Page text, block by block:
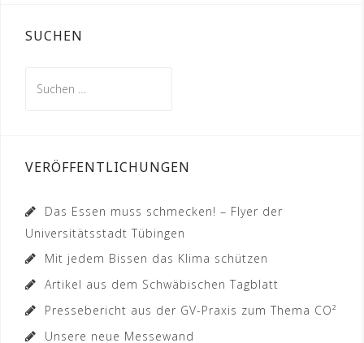
SUCHEN
nach:
VERÖFFENTLICHUNGEN
Das Essen muss schmecken! – Flyer der
Universitätsstadt Tübingen
Mit jedem Bissen das Klima schützen
Artikel aus dem Schwäbischen Tagblatt
Pressebericht aus der GV-Praxis zum Thema CO²
Unsere neue Messewand